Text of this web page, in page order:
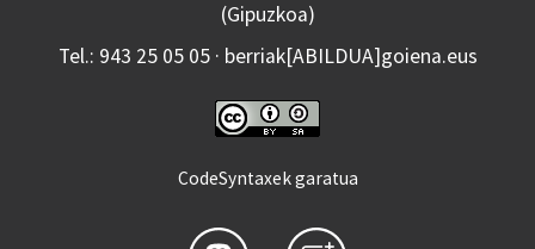
(Gipuzkoa)
Tel.: 943 25 05 05 · berriak[ABILDUA]goiena.eus
CodeSyntaxek garatua